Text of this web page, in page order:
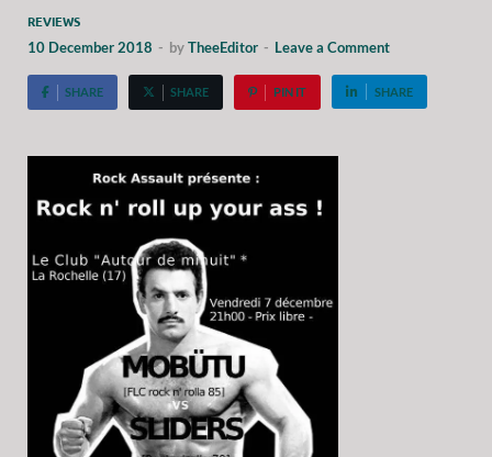
REVIEWS
10 December 2018 - byTheeEditor - Leave a Comment
SHARE SHARE PIN IT SHARE